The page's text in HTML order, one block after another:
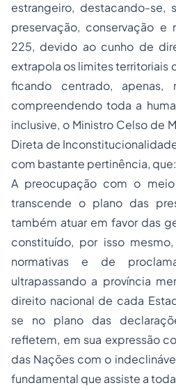
estrangeiro, destacando-se,
preservação, conservação
225, devido ao cunho de
extrapola os limites territoriais
ficando centrado, apenas,
compreendendo toda a
inclusive, o Ministro Celso de
Direta de
com bastante pertinência, que:
A preocupação com o
transcende o plano das
também atuar em favor das
constituído, por isso
normativas e de
ultrapassando a província
direito nacional de cada
se no plano das
refletem, em sua expressão
das Nações com o
fundamental que assiste a